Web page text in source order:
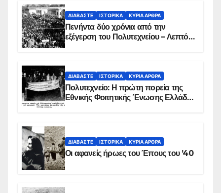
ΔΙΑΒΆΣΤΕ ΙΣΤΟΡΙΚΆ ΚΥΡΙΑ ΑΡΘΡΑ
Πενήντα δύο χρόνια από την
εξέγερση του Πολυτεχνείου – Λεπτό
ΔΙΑΒΆΣΤΕ ΙΣΤΟΡΙΚΆ ΚΥΡΙΑ ΑΡΘΡΑ
Πολυτεχνείο: Η πρώτη πορεία της
Εθνικής Φοιτητικής Ένωσης Ελλάδος
ΔΙΑΒΆΣΤΕ ΙΣΤΟΡΙΚΆ ΚΥΡΙΑ ΑΡΘΡΑ
Οι αφανείς ήρωες του Έπους του ’40